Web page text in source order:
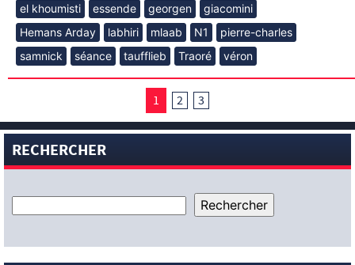
el khoumisti
essende georgen
giacomini
Hemans Arday
labhiri mlaab N1
pierre-charles
samnick
séance taufflieb Traoré véron
1 2 3
RECHERCHER